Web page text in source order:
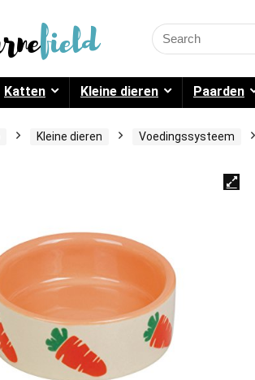
Search
for:
Katten Kleine dieren Paarden
Kleine dieren Voedingssysteem